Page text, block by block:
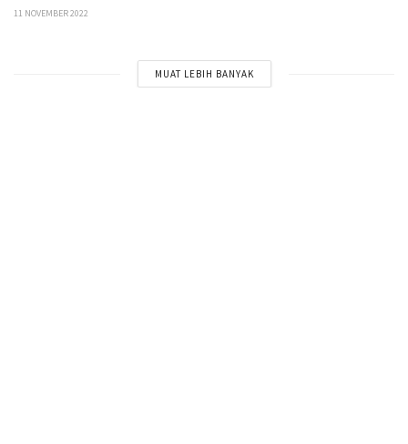
11 NOVEMBER 2022
MUAT LEBIH BANYAK